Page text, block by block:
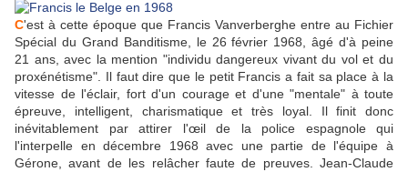
C'est à cette époque que Francis Vanverberghe entre au Fichier
Spécial du Grand Banditisme, le 26 février 1968, âgé d'à peine
21 ans, avec la mention "individu dangereux vivant du vol et du
proxénétisme". Il faut dire que le petit Francis a fait sa place à la
vitesse de l'éclair, fort d'un courage et d'une "mentale" à toute
épreuve, intelligent, charismatique et très loyal. Il finit donc
inévitablement par attirer l'œil de la police espagnole qui
l'interpelle en décembre 1968 avec une partie de l'équipe à
Gérone, avant de les relâcher faute de preuves. Jean-Claude